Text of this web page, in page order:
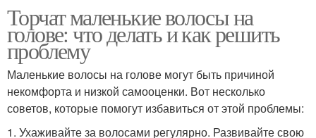
Торчат маленькие волосы на
голове: что делать и как решить
проблему
Маленькие волосы на голове могут быть причиной
некомфорта и низкой самооценки. Вот несколько
советов, которые помогут избавиться от этой проблемы:
1. Ухаживайте за волосами регулярно. Развивайте свою